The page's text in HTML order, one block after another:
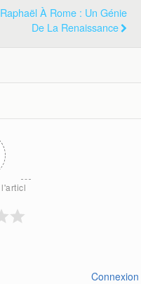
Raphaël À Rome : Un Génie
De La Renaissance
Connexion